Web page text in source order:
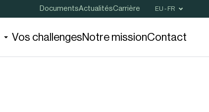
DocumentsActualitésCarrière EU - FR
Vos challengesNotre missionContact